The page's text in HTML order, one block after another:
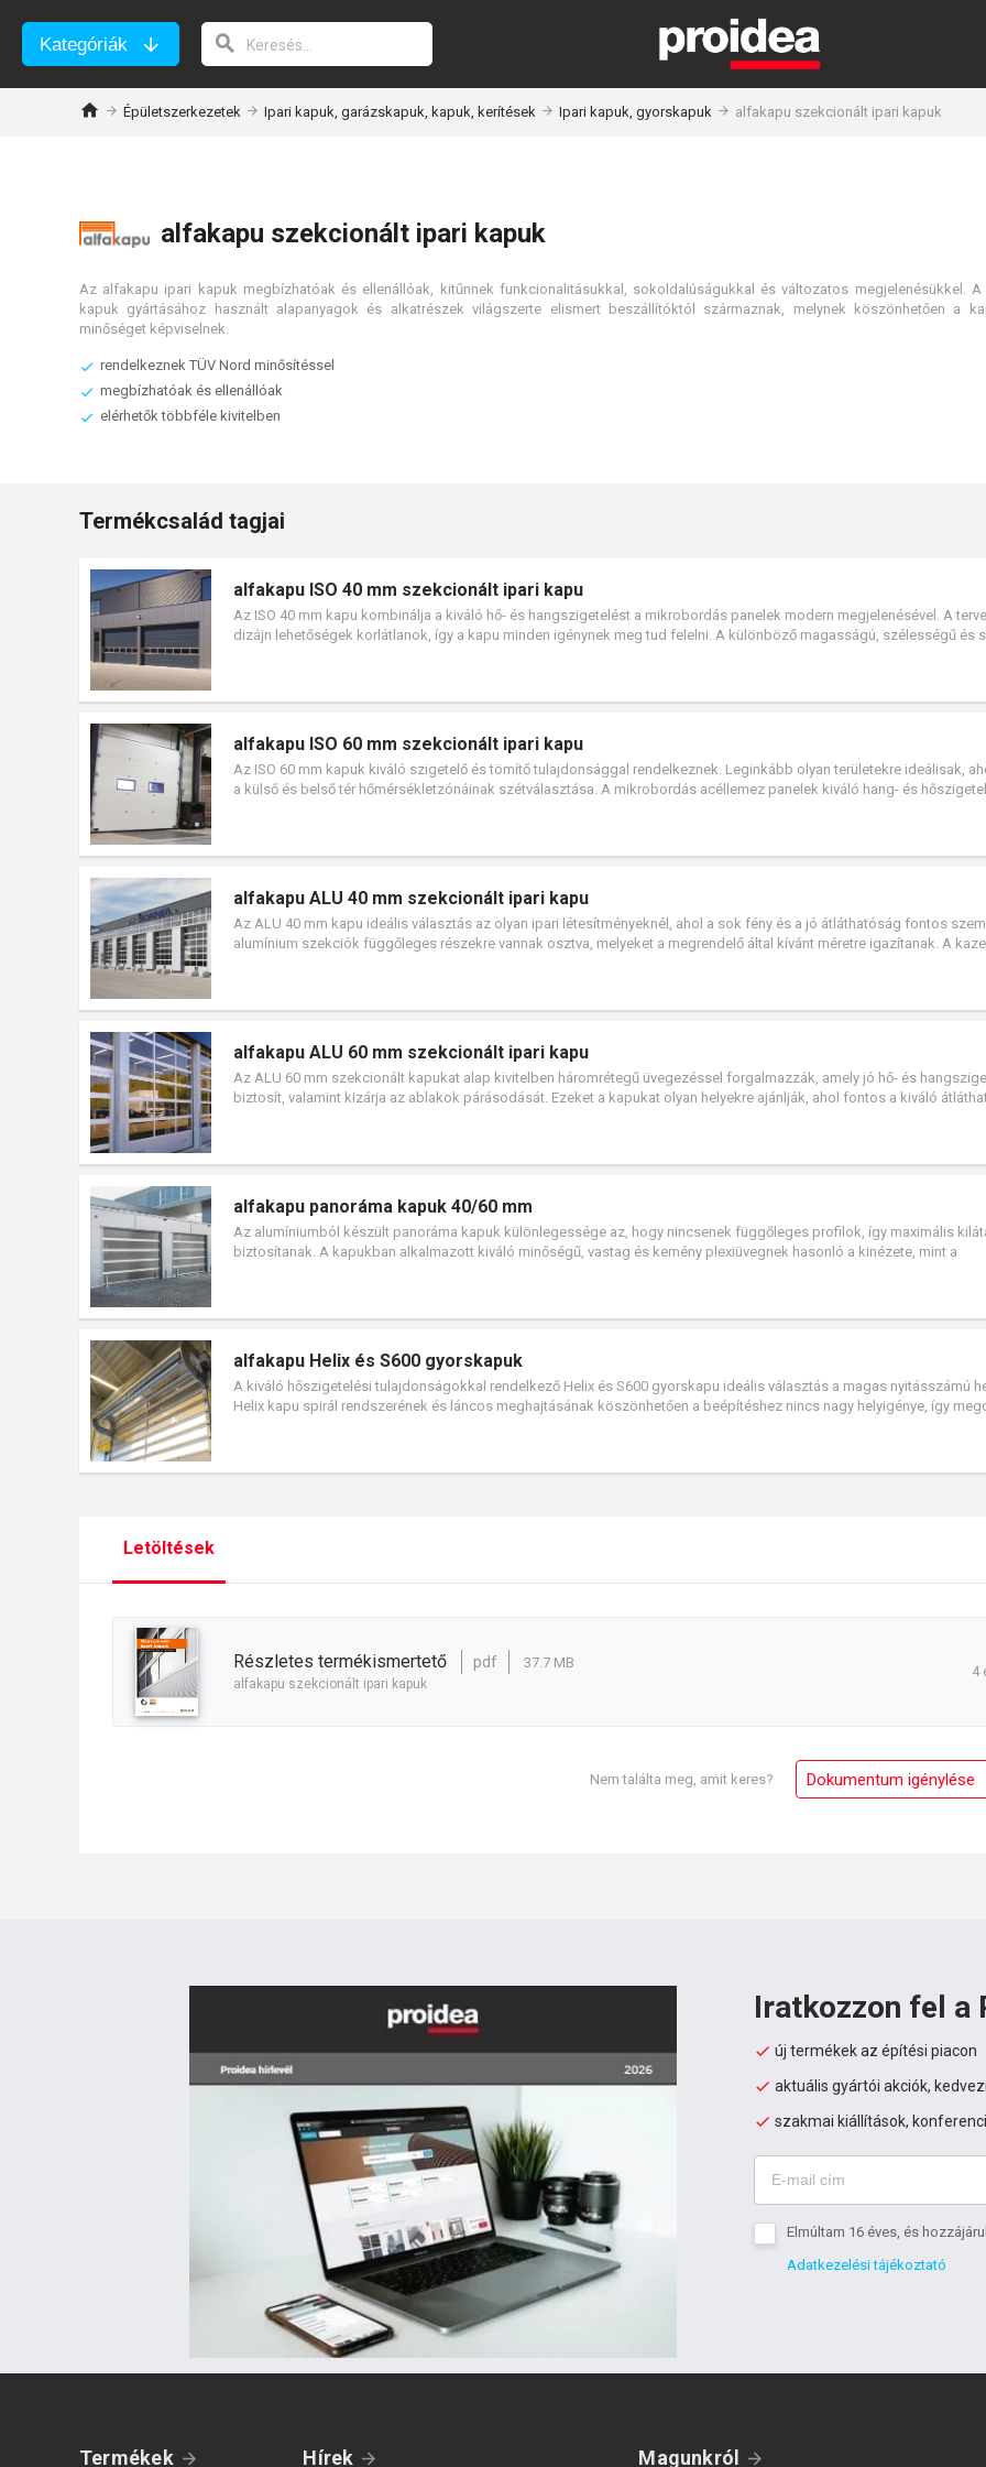
Kategóriák
Épületszerkezetek Ipari kapuk, garázskapuk, kapuk, kerítések Ipari kapuk, gyorskapuk alfakapu szekcionált ipari kapuk
alfakapu szekcionált ipari kapuk
Az alfakapu ipari kapuk megbízhatóak és ellenállóak, kitűnnek funkcionalitásukkal, sokoldalúságukkal és változatos megjelenésükkel.
kapuk gyártásához használt alapanyagok és alkatrészek világszerte elismert beszállítóktól származnak, melynek köszönhetően a
minőséget képviselnek.
rendelkeznek TÜV Nord minősítéssel
megbízhatóak és ellenállóak
elérhetők többféle kivitelben
Termékcsalád tagjai
alfakapu ISO 40 mm szekcionált ipari kapu
Az ISO 40 mm kapu kombinálja a kiváló hő- és hangszigetelést a mikrobordás panelek modern megjelenésével. A
dizájn lehetőségek korlátlanok, így a kapu minden igénynek meg tud felelni. A különböző magasságú, szélességű és
alfakapu ISO 60 mm szekcionált ipari kapu
Az ISO 60 mm kapuk kiváló szigetelő és tömítő tulajdonsággal rendelkeznek. Leginkább olyan területekre ideálisak,
a külső és belső tér hőmérsékletzónáinak szétválasztása. A mikrobordás acéllemez panelek kiváló hang- és
alfakapu ALU 40 mm szekcionált ipari kapu
Az ALU 40 mm kapu ideális választás az olyan ipari létesítményeknél, ahol a sok fény és a jó átláthatóság fontos
alumínium szekciók függőleges részekre vannak osztva, melyeket a megrendelő által kívánt méretre igazítanak. A
alfakapu ALU 60 mm szekcionált ipari kapu
Az ALU 60 mm szekcionált kapukat alap kivitelben háromrétegű üvegezéssel forgalmazzák, amely jó hő- és
biztosít, valamint kizárja az ablakok párásodását. Ezeket a kapukat olyan helyekre ajánlják, ahol fontos a kiváló
alfakapu panoráma kapuk 40/60 mm
Az alumíniumból készült panoráma kapuk különlegessége az, hogy nincsenek függőleges profilok, így maximális
biztosítanak. A kapukban alkalmazott kiváló minőségű, vastag és kemény plexiüvegnek hasonló a kinézete, mint a
alfakapu Helix és S600 gyorskapuk
A kiváló hőszigetelési tulajdonságokkal rendelkező Helix és S600 gyorskapu ideális választás a magas nyitásszámú
Helix kapu spirál rendszerének és láncos meghajtásának köszönhetően a beépítéshez nincs nagy helyigénye, így
Letöltések
részletes termékismertető pdf 37.7 MB
alfakapu szekcionált ipari kapuk
4
Nem találta meg, amit keres? Dokumentum igénylése
Iratkozzon fel a
új termékek az építési piacon
aktuális gyártói akciók,
szakmai kiállítások,
Elmúltam 16 éves, és
Adatkezelési tájékoztató
Termékek Hírek Magunkról